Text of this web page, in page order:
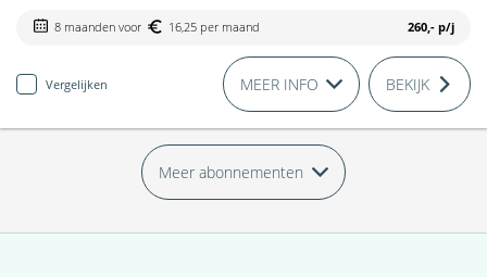
8 maanden voor 16,25 per maand 260,- p/j
Vergelijken MEER INFO BEKIJK
Meer abonnementen